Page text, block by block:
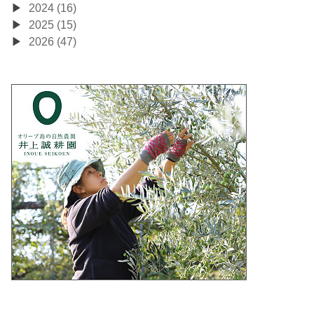
2024 (16)
2025 (15)
2026 (47)